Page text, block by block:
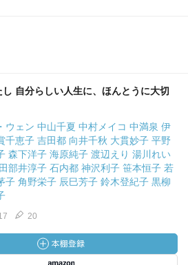
し 自分らしい人生に、ほんとうに大切
ウェン 中山千夏 中村メイコ 中満泉 伊
千恵子 吉田都 向井千秋 大貫妙子 平野
森下洋子 海原純子 渡辺えり 湯川れい
部井淳子 石内都 神沢利子 笹本恒子 若
子 角野栄子 辰巳芳子 鈴木登紀子 黒柳
20